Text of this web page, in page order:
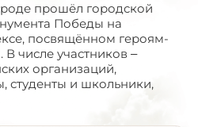
прошёл городской
Победы на
посвящённом героям-
числе участников –
организаций,
студенты и школьники,